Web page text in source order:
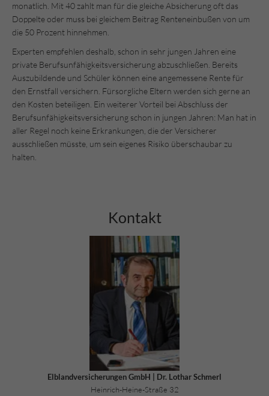
monatlich. Mit 40 zahlt man für die gleiche Absicherung oft das
Doppelte oder muss bei gleichem Beitrag Renteneinbußen von um
die 50 Prozent hinnehmen.
Experten empfehlen deshalb, schon in sehr jungen Jahren eine
private Berufsunfähigkeitsversicherung abzuschließen. Bereits
Auszubildende und Schüler können eine angemessene Rente für
den Ernstfall versichern. Fürsorgliche Eltern werden sich gerne an
den Kosten beteiligen. Ein weiterer Vorteil bei Abschluss der
Berufsunfähigkeitsversicherung schon in jungen Jahren: Man hat in
aller Regel noch keine Erkrankungen, die der Versicherer
ausschließen müsste, um sein eigenes Risiko überschaubar zu
halten.
Kontakt
Elblandversicherungen GmbH | Dr. Lothar Schmerl
Heinrich-Heine-Straße 32